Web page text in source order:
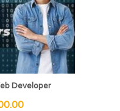
Developer